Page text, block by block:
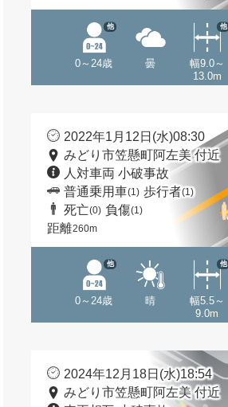
0～24歳
他
曇
幅9.0～
13.0m
他
2022年1月12日(水)08:30
みどり市笠懸町阿左美 付近
人対車両 小破事故
普通乗用車(1) 歩行者(1)
死亡(0) 負傷(1)
距離260m
0～24歳
他
晴
幅5.5～
9.0m
他
2024年12月18日(水)18:54
みどり市笠懸町阿左美 付近